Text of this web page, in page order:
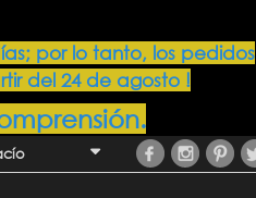
por lo tanto, los pedidos
del 24 de agosto !